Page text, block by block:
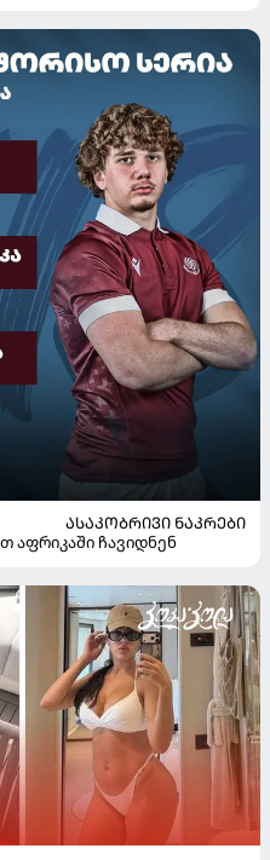
ᲐᲡᲐᲙᲝᲑᲠᲘᲕᲘ ᲜᲐᲙᲠᲔᲑᲘ
აფრიკაში ჩავიდნენ